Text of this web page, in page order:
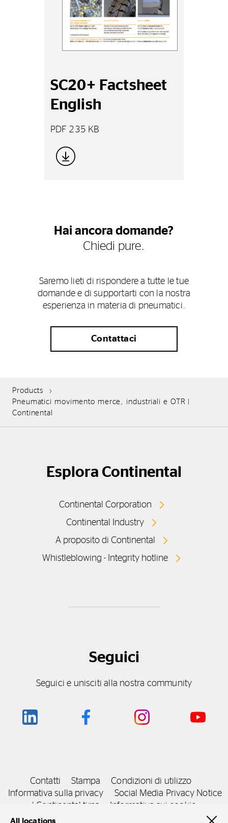
All locations
SC20+ Factsheet
English
PDF 235 KB
Hai ancora domande?
Chiedi pure.
Saremo lieti di rispondere a tutte le tue
domande e di supportarti con la nostra
esperienza in materia di pneumatici.
Contattaci
Products
Pneumatici movimento merce, industriali e OTR |
Continental
Esplora Continental
Continental Corporation
Continental Industry
A proposito di Continental
Whistleblowing - Integrity hotline
Seguici
Seguici e unisciti alla nostra community
Contatti Stampa
Condizioni di utilizzo
Informativa sulla privacy
Social Media Privacy Notice
| Continental tires
Informativa sui cookie